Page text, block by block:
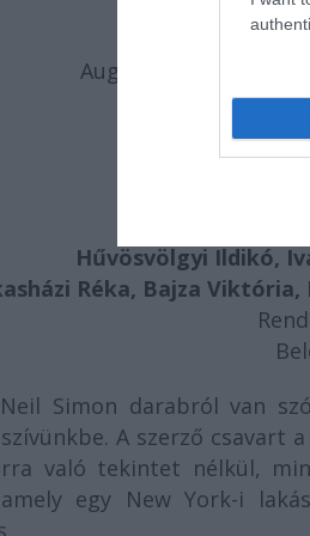
Augusztus 7.
NEIL
-
A
Hűvösvölgyi Ildikó,
Réka, Bajza
Simon darabról van
A szerző csavart
való tekintet nélkül,
egy New York-i